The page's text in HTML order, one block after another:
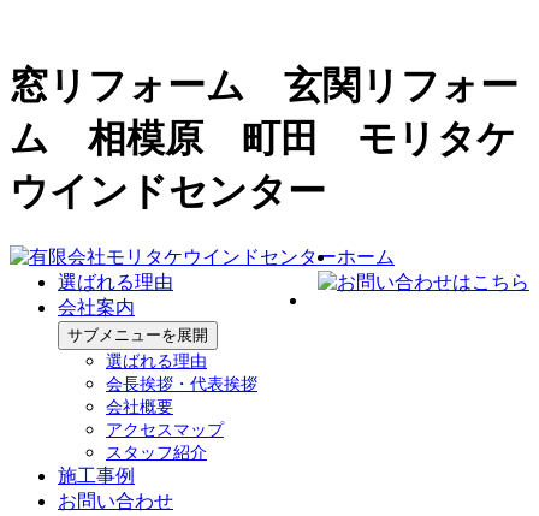
窓リフォーム 玄関リフォー
ム 相模原 町田 モリタケ
ウインドセンター
ホーム
選ばれる理由
会社案内
サブメニューを展開
選ばれる理由
会長挨拶・代表挨拶
会社概要
アクセスマップ
スタッフ紹介
施工事例
お問い合わせ